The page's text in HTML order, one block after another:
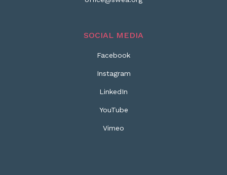
SOCIAL MEDIA
Facebook
Instagram
LinkedIn
YouTube
Vimeo